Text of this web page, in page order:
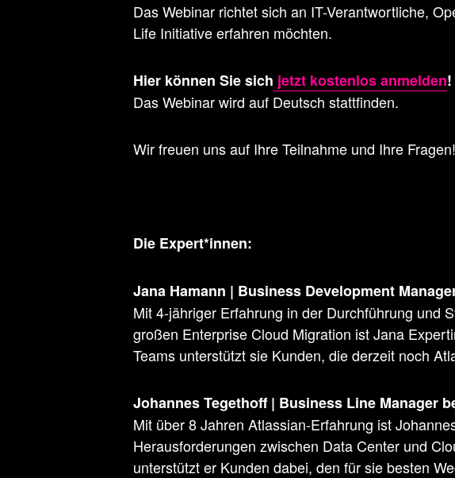
Das Webinar richtet sich an IT-Verantwortliche,
Life Initiative erfahren möchten.
Hier können Sie sich jetzt kostenlos anmelden!
Das Webinar wird auf Deutsch stattfinden.
Wir freuen uns auf Ihre Teilnahme und Ihre Fragen!
Die Expert*innen:
Jana Hamann | Business Development
Mit 4-jähriger Erfahrung in der Durchführung und
großen Enterprise Cloud Migration ist Jana
Teams unterstützt sie Kunden, die derzeit noch
Johannes Tegethoff | Business Line Manager
Mit über 8 Jahren Atlassian-Erfahrung ist
Herausforderungen zwischen Data Center und
unterstützt er Kunden dabei, den für sie besten